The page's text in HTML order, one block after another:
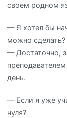
своем родном
— Я хотел бы
можно сделать?
— Достаточно,
день.
— Если я уже
нуля?